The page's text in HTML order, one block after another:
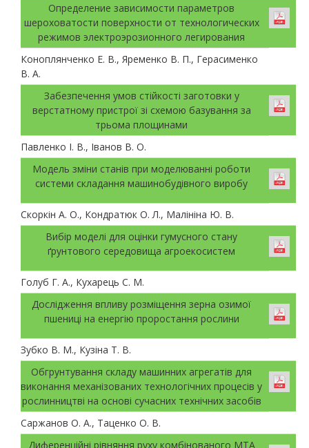
Определение зависимости параметров
шероховатости поверхности от технологических
режимов электроэрозионного легирования
Коноплянченко Е. В., Яременко В. П., Герасименко
В. А.
Забезпечення умов стійкості заготовки у
верстатному пристрої зі схемою базування за
трьома площинами
Павленко І. В., Іванов В. О.
Модель зміни станів при моделюванні роботи
системи складання машинобудівного виробу
Скоркін А. О., Кондратюк О. Л., Малініна Ю. В.
Вибір моделі для оцінки гумусного стану
ґрунтового середовища агроекосистем
Голуб Г. А., Кухарець С. М.
Дослідження впливу розміщення зерна озимої
пшениці на енергію проростання рослини
Зубко В. М., Кузіна Т. В.
Обгрунтування складу машинних агрегатів для
виконання механізованих технологічних процесів у
рослинництві на основі сучасних технічних засобів
Саржанов О. А., Таценко О. В.
Диференційні рівняння руху комбінованого МТА